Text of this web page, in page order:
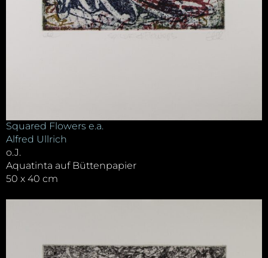
Squared Flowers e.a.
Alfred Ullrich
o.J.
Aquatinta auf Büttenpapier
50 x 40 cm